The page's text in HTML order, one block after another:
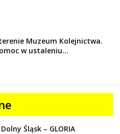
Muzeum Kolejnictwa.
w ustaleniu...
Śląsk – GLORIA